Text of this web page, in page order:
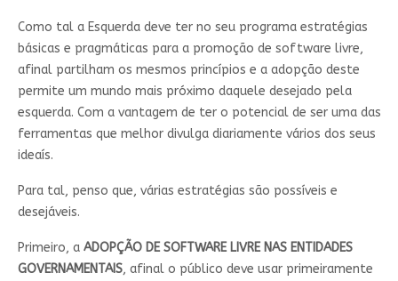
Como tal a Esquerda deve ter no seu programa estratégias
básicas e pragmáticas para a promoção de software livre,
afinal partilham os mesmos princípios e a adopção deste
permite um mundo mais próximo daquele desejado pela
esquerda. Com a vantagem de ter o potencial de ser uma das
ferramentas que melhor divulga diariamente vários dos seus
ideaís.
Para tal, penso que, várias estratégias são possíveis e
desejáveis.
Primeiro, a ADOPÇÃO DE SOFTWARE LIVRE NAS ENTIDADES
GOVERNAMENTAIS, afinal o público deve usar primeiramente